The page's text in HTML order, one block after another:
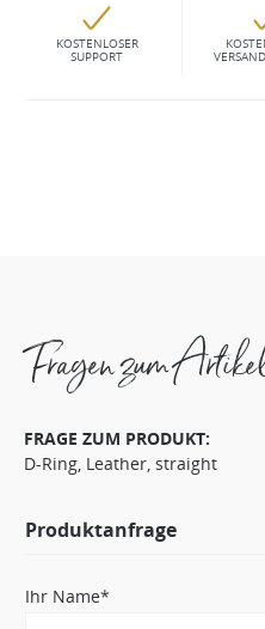
KOSTENLOSER
SUPPORT
Fragen zum
FRAGE ZUM PRODUKT:
D-Ring, Leather, straight
Produktanfrage
Ihr Name*